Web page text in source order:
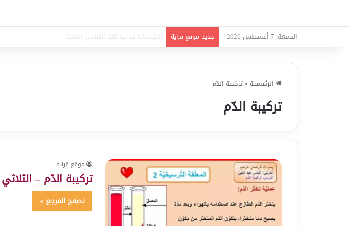
الجمعة, 7 أغسطس 2026 جديد موقع قراية امتحانات قواعد لغة الثلاثي الثالث
الرئيسية »تركيبة الدّم
تركيبة الدّم
موقع قراية
تركيبة الدّم –
تصفح المرجع »